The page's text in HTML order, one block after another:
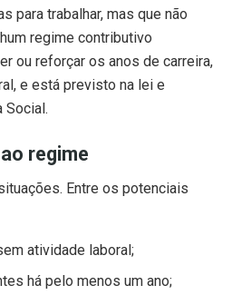
para trabalhar, mas que não
regime contributivo
ou reforçar os anos de carreira,
e está previsto na lei e
Social.
regime
Entre os potenciais
atividade laboral;
há pelo menos um ano;